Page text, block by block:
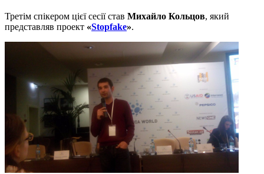
Третім спікером цієї сесії став Михайло Кольцов, який
представляв проект «Stopfake».